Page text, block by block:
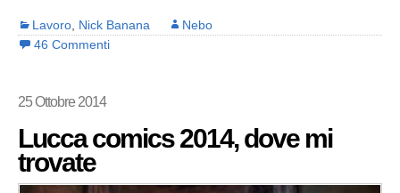
Lavoro, Nick Banana
Nebo
46 Commenti
25 Ottobre 2014
Lucca comics 2014, dove mi
trovate